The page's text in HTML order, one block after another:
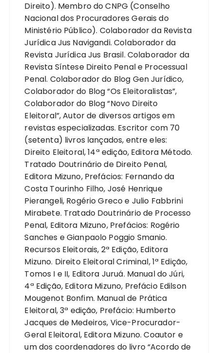
Direito). Membro do CNPG (Conselho
Nacional dos Procuradores Gerais do
Ministério Público). Colaborador da Revista
Jurídica Jus Navigandi. Colaborador da
Revista Jurídica Jus Brasil. Colaborador da
Revista Síntese Direito Penal e Processual
Penal. Colaborador do Blog Gen Jurídico,
Colaborador do Blog “Os Eleitoralistas”,
Colaborador do Blog “Novo Direito
Eleitoral”, Autor de diversos artigos em
revistas especializadas. Escritor com 70
(setenta) livros lançados, entre eles:
Direito Eleitoral, 14ª edição, Editora Método.
Tratado Doutrinário de Direito Penal,
Editora Mizuno, Prefácios: Fernando da
Costa Tourinho Filho, José Henrique
Pierangeli, Rogério Greco e Julio Fabbrini
Mirabete. Tratado Doutrinário de Processo
Penal, Editora Mizuno, Prefácios: Rogério
Sanches e Gianpaolo Poggio Smanio.
Recursos Eleitorais, 2ª Edição, Editora
Mizuno. Direito Eleitoral Criminal, 1ª Edição,
Tomos I e II, Editora Juruá. Manual do Júri,
4ª Edição, Editora Mizuno, Prefácio Edilson
Mougenot Bonfim. Manual de Prática
Eleitoral, 3ª edição, Prefácio: Humberto
Jacques de Medeiros, Vice-Procurador-
Geral Eleitoral, Editora Mizuno. Coautor e
um dos coordenadores do livro “Acordo de